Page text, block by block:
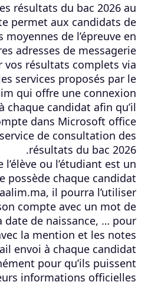
résultats du bac 2026 au
permet aux candidats de
moyennes de l’épreuve en
adresses de messagerie.
vos résultats complets via
services proposés par le
qui offre une connexion
chaque candidat afin qu’il
dans Microsoft office
de consultation des
résultats du bac 2026.
ou l’étudiant est un
possède chaque candidat
il pourra l’utiliser
compte avec un mot de
date de naissance, … pour
la mention et les notes
envoi à chaque candidat
pour qu’ils puissent
informations officielles.